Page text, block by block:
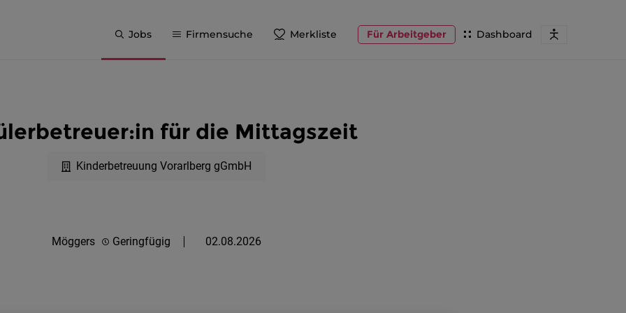
Jobs Firmensuche Merkliste Dashboard
Für Arbeitgeber
für die Mittagszeit
Kinderbetreuung Vorarlberg gGmbH
Möggers Geringfügig 02.08.2026